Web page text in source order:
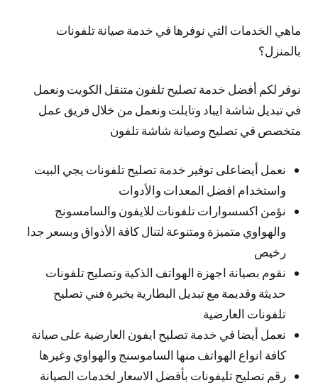
ماهي الخدمات التي نوفرها في خدمة صيانة تلفونات
بالمنزل؟
نوفر لكم أفضل خدمة تصليح تلفون متنقل الكويت ونعمل
في تبديل شاشة ايباد وتابلت ونعمل من خلال فريق عمل
متخصص في تصليح وصيانة شاشة تلفون
نعمل أيضاعلى توفير خدمة تصليح تلفونات يجي البيت
واستخدام افضل المعدات والأدوات
نؤمن اكسسوارات تلفونات للايفون والسامسونج
والهواوي متميزة ومتنوعة لتنال كافة الأذواق وبسعر جدا
رخيص
نقوم بصيانة اجهزة الهواتف الذكية وتصليح تلفونات
حديثة وقديمة مع تبديل البطارية بخبرة فني تصليح
تلفونات العارضية
نعمل أيضا في خدمة تصليح ايفون العارضية على صيانة
كافة انواع الهواتف منها الساموسنج والهواوي وغيرها
رقم تصليح تليفونات بأفضل الاسعار لخدمات الصيانة